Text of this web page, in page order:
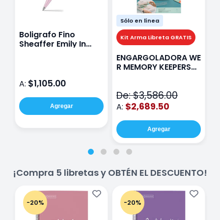
Boligrafo Fino
Sheaffer Emily In
A: $1,105.00
Agregar
Sólo en línea
Kit Arma Libreta GRATIS
ENGARGOLADORA WE
R MEMORY KEEPERS
De: $3,586.00
A: $2,689.50
Agregar
¡Compra 5 libretas y OBTÉN EL DESCUENTO!
-20% -20%